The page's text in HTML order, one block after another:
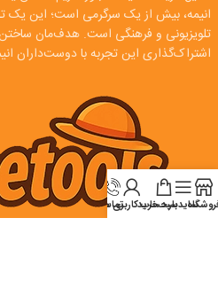
انیمه، بیش از یک سرگرمی است؛ این یک
تلویزیونی و فرهنگی است. هدف‌مان ساختن
اشتراک‌گذاری این تجربه با دوست‌داران
سایدبارسبد خرید
حساب کاربری من
تماس